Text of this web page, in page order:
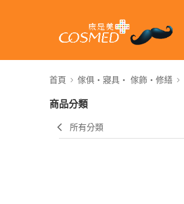
首頁 傢俱・寢具・ 傢飾・修繕
商品分類
所有分類